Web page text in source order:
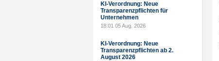
KI-Verordnung: Neue
Transparenzpflichten für
Unternehmen
18:01 05 Aug. 2026
KI-Verordnung: Neue
Transparenzpflichten ab 2.
August 2026